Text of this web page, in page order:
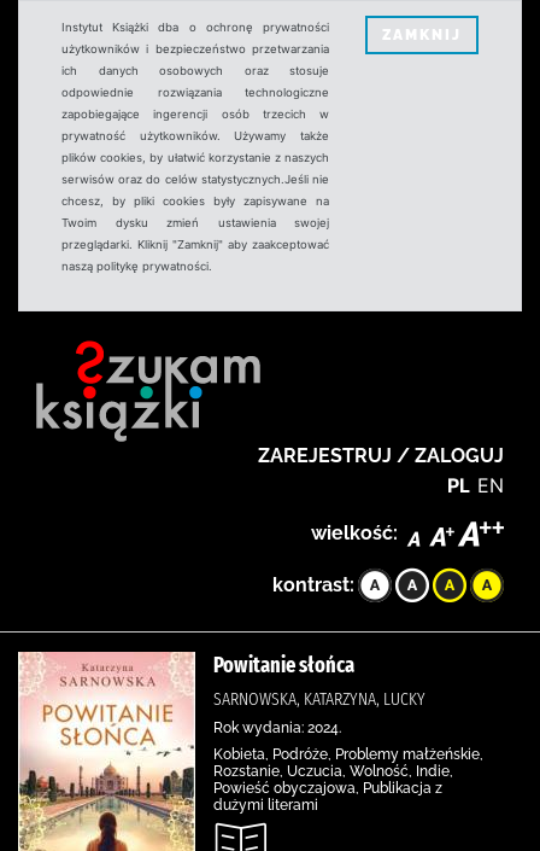
Instytut Książki dba o ochronę prywatności
użytkowników i bezpieczeństwo przetwarzania
ich danych osobowych oraz stosuje
odpowiednie rozwiązania technologiczne
zapobiegające ingerencji osób trzecich w
prywatność użytkowników. Używamy także
plików cookies, by ułatwić korzystanie z naszych
serwisów oraz do celów statystycznych.Jeśli nie
chcesz, by pliki cookies były zapisywane na
Twoim dysku zmień ustawienia swojej
przeglądarki. Kliknij "Zamknij" aby zaakceptować
naszą politykę prywatności.
ZAMKNIJ
ZAREJESTRUJ / ZALOGUJ
PL EN
wielkość:
kontrast:
Powitanie słońca
SARNOWSKA, KATARZYNA, LUCKY
Rok wydania: 2024.
Kobieta, Podróże, Problemy małżeńskie,
Rozstanie, Uczucia, Wolność, Indie,
Powieść obyczajowa, Publikacja z
dużymi literami